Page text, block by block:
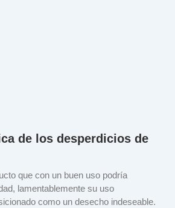
de los desperdicios de
que con un buen uso podría
lamentablemente su uso
como un desecho indeseable.